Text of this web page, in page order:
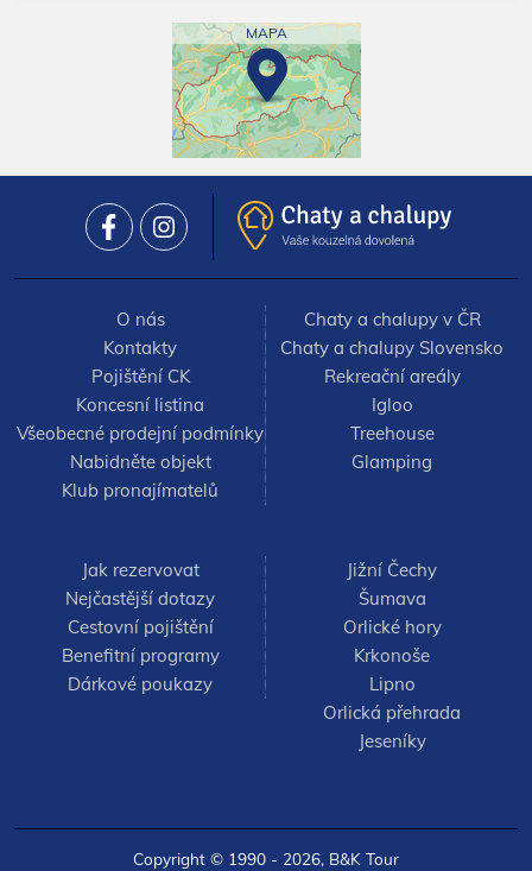
MAPA
O nás
Kontakty
Pojištění CK
Koncesní listina
Všeobecné prodejní podmínky
Nabidněte objekt
Klub pronajímatelů
Chaty a chalupy v ČR
Chaty a chalupy Slovensko
Rekreační areály
Igloo
Treehouse
Glamping
Jak rezervovat
Nejčastější dotazy
Cestovní pojištění
Benefitní programy
Dárkové poukazy
Jižní Čechy
Šumava
Orlické hory
Krkonoše
Lipno
Orlická přehrada
Jeseníky
Copyright © 1990 - 2026, B&K Tour